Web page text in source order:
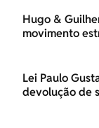
Hugo &
movimento
Lei Paulo
devolução de